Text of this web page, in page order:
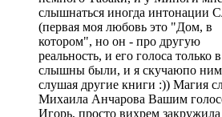
слышнаться иногда интонации
(первая моя любовь это "Дом, в
котором", но он - про другую
реальность, и его голоса только
слышны были, и я скучаюпо
слушая другие книги :)) Магия
Михаила Анчарова Вашим
Игорь, просто вихрем